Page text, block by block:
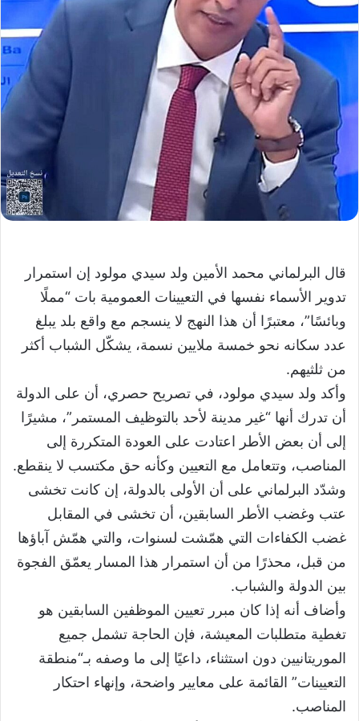
قال البرلماني محمد الأمين ولد سيدي مولود إن استمرار
تدوير الأسماء نفسها في التعيينات العمومية بات “مملًا
وبائسًا”، معتبرًا أن هذا النهج لا ينسجم مع واقع بلد يبلغ
عدد سكانه نحو خمسة ملايين نسمة، يشكّل الشباب أكثر
من ثلثيهم.
وأكد ولد سيدي مولود، في تصريح حصري، أن على الدولة
أن تدرك أنها “غير مدينة لأحد بالتوظيف المستمر”، مشيرًا
إلى أن بعض الأطر اعتادت على العودة المتكررة إلى
المناصب، وتتعامل مع التعيين وكأنه حق مكتسب لا ينقطع.
وشدّد البرلماني على أن الأولى بالدولة، إن كانت تخشى
عتب وغضب الأطر السابقين، أن تخشى في المقابل
غضب الكفاءات التي همّشت لسنوات، والتي همّش آباؤها
من قبل، محذرًا من أن استمرار هذا المسار يعمّق الفجوة
بين الدولة والشباب.
وأضاف أنه إذا كان مبرر تعيين الموظفين السابقين هو
تغطية متطلبات المعيشة، فإن الحاجة تشمل جميع
الموريتانيين دون استثناء، داعيًا إلى ما وصفه بـ“منطقة
التعيينات” القائمة على معايير واضحة، وإنهاء احتكار
المناصب.